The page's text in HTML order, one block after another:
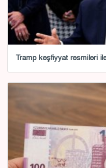
Tramp kəşfiyyat rəsmiləri